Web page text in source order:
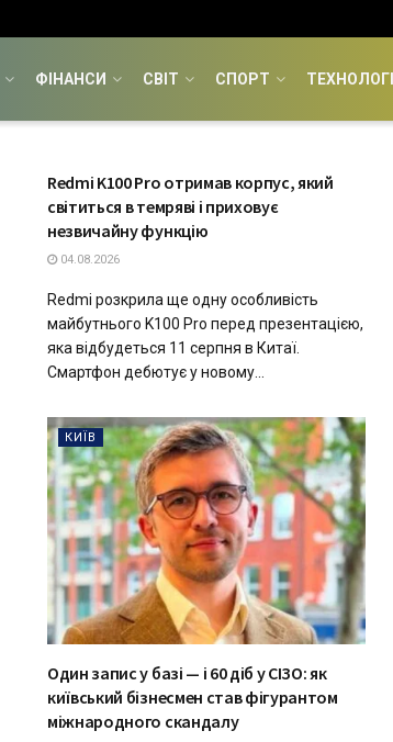
ФІНАНСИ СВІТ СПОРТ ТЕХНОЛОГІЇ
ТЕХНОЛОГІЇ
Redmi K100 Pro отримав корпус, який
світиться в темряві і приховує
незвичайну функцію
04.08.2026
Redmi розкрила ще одну особливість
майбутнього K100 Pro перед презентацією,
яка відбудеться 11 серпня в Китаї.
Смартфон дебютує у новому...
КИЇВ
Один запис у базі — і 60 діб у СІЗО: як
київський бізнесмен став фігурантом
міжнародного скандалу